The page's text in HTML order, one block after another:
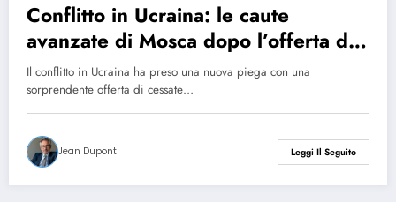
Conflitto in Ucraina: le caute
avanzate di Mosca dopo l’offerta di
cessate il fuoco
Il conflitto in Ucraina ha preso una nuova piega con una
sorprendente offerta di cessate…
Jean Dupont Leggi Il Seguito